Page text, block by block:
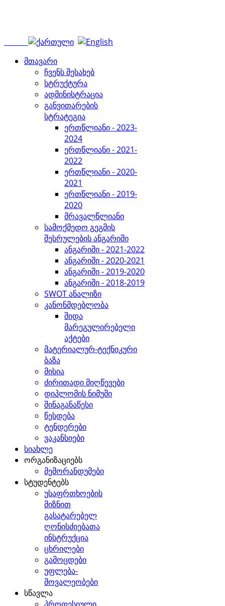
მთავარი
ჩვენს შესახებ
სტრუქტურა
ადმინისტრაცია
განვითარების
სტრატეგია
ერთწლიანი - 2023-
2024
ერთწლიანი - 2021-
2022
ერთწლიანი - 2020-
2021
ერთწლიანი - 2019-
2020
მრავალწლიანი
სამოქმედო გეგმის
შესრულების ანგარიში
ანგარიში - 2021-2022
ანგარიში - 2020-2021
ანგარიში - 2019-2020
ანგარიში - 2018-2019
SWOT ანალიზი
კანონმდებლობა
შიდა
მარეგულირებელი
აქტები
მატერიალურ-ტექნიკური
ბაზა
მისია
ძირითადი მიღწევები
დიპლომის ნიმუში
შინაგანაწესი
წესდება
ტენდერები
ვაკანსიები
სიახლე
ორგანიზაციებს
მემორანდუმები
სტუდენტებს
უსაფრთხოების
მიზნით
გასატარებელ
ღონისძიებათა
ინსტრუქცია
ცხრილები
გამოცდები
უფლება-
მოვალეობები
სწავლა